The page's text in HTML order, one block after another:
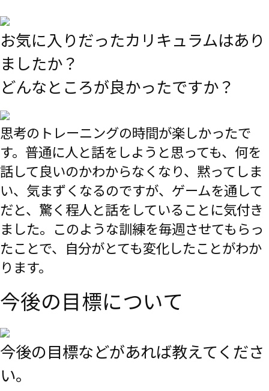
お気に入りだったカリキュラムはあり
ましたか？
どんなところが良かったですか？
思考のトレーニングの時間が楽しかったで
す。普通に人と話をしようと思っても、何を
話して良いのかわからなくなり、黙ってしま
い、気まずくなるのですが、ゲームを通して
だと、驚く程人と話をしていることに気付き
ました。このような訓練を毎週させてもらっ
たことで、自分がとても変化したことがわか
ります。
今後の目標について
今後の目標などがあれば教えてくださ
い。